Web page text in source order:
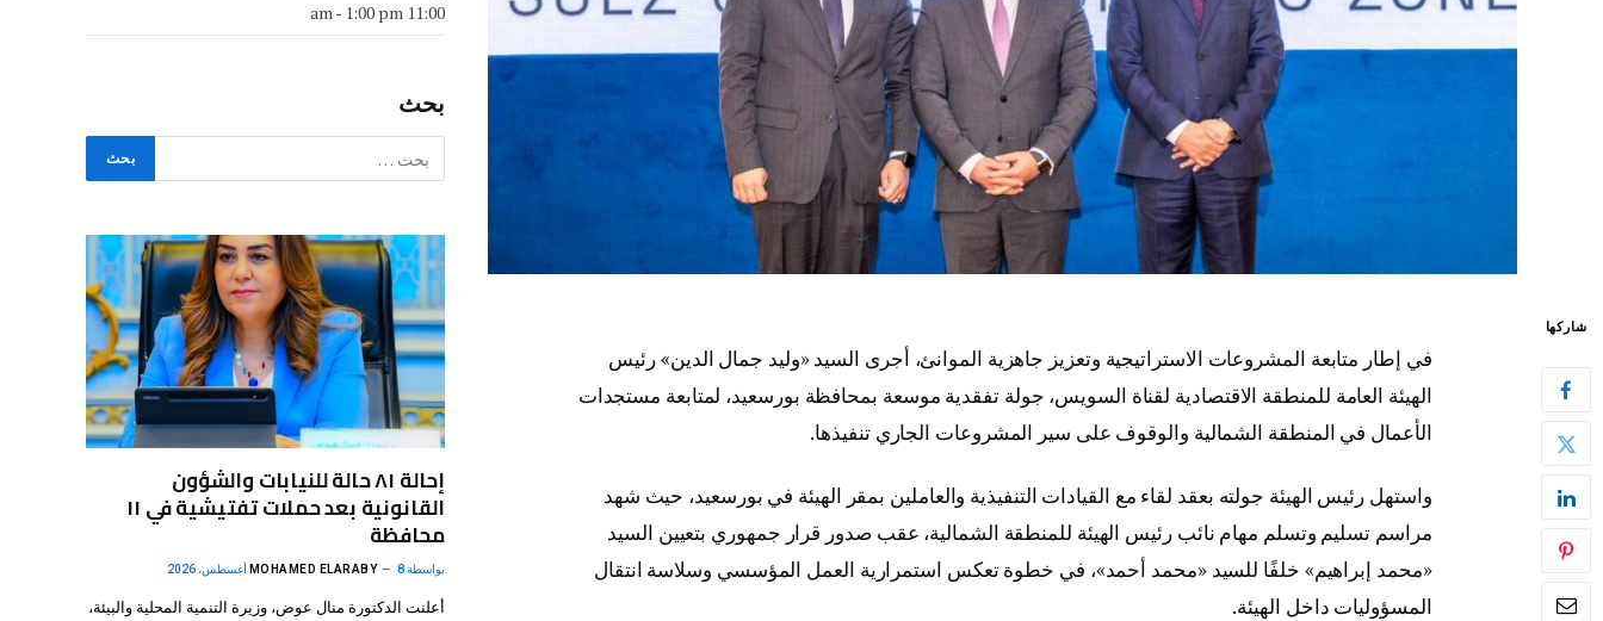
شاركها
في إطار متابعة المشروعات الاستراتيجية وتعزيز جاهزية الموانئ، أجرى السيد «وليد جمال الدين» رئيس
الهيئة العامة للمنطقة الاقتصادية لقناة السويس، جولة تفقدية موسعة بمحافظة بورسعيد، لمتابعة مستجدات
الأعمال في المنطقة الشمالية والوقوف على سير المشروعات الجاري تنفيذها.
واستهل رئيس الهيئة جولته بعقد لقاء مع القيادات التنفيذية والعاملين بمقر الهيئة في بورسعيد، حيث شهد
مراسم تسليم وتسلم مهام نائب رئيس الهيئة للمنطقة الشمالية، عقب صدور قرار جمهوري بتعيين السيد
«محمد إبراهيم» خلفًا للسيد «محمد أحمد»، في خطوة تعكس استمرارية العمل المؤسسي وسلاسة انتقال
المسؤوليات داخل الهيئة.
11:00 am
- 1:00 pm
بحث
إحالة ٨١ حالة للنيابات والشؤون
القانونية بعد حملات تفتيشية في ١١
محافظة
بواسطة MOHAMED ELARABY 8 أغسطس، 2026
أعلنت الدكتورة منال عوض، وزيرة التنمية المحلية والبيئة،